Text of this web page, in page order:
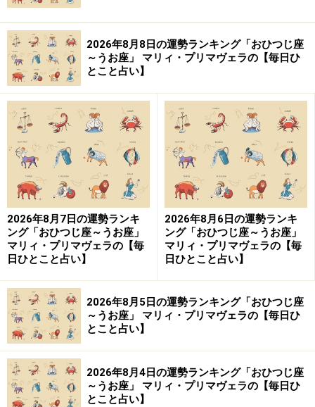
2026年8月8日の運勢ランキング「おひつじ座
～うお座」 マリィ・プリマヴェラの【毎日ひ
とこと占い】
2026年8月7日の運勢ランキ
ング「おひつじ座～うお座」
マリィ・プリマヴェラの【毎
日ひとこと占い】
2026年8月6日の運勢ランキ
ング「おひつじ座～うお座」
マリィ・プリマヴェラの【毎
日ひとこと占い】
2026年8月5日の運勢ランキング「おひつじ座
～うお座」 マリィ・プリマヴェラの【毎日ひ
とこと占い】
2026年8月4日の運勢ランキング「おひつじ座
～うお座」 マリィ・プリマヴェラの【毎日ひ
とこと占い】